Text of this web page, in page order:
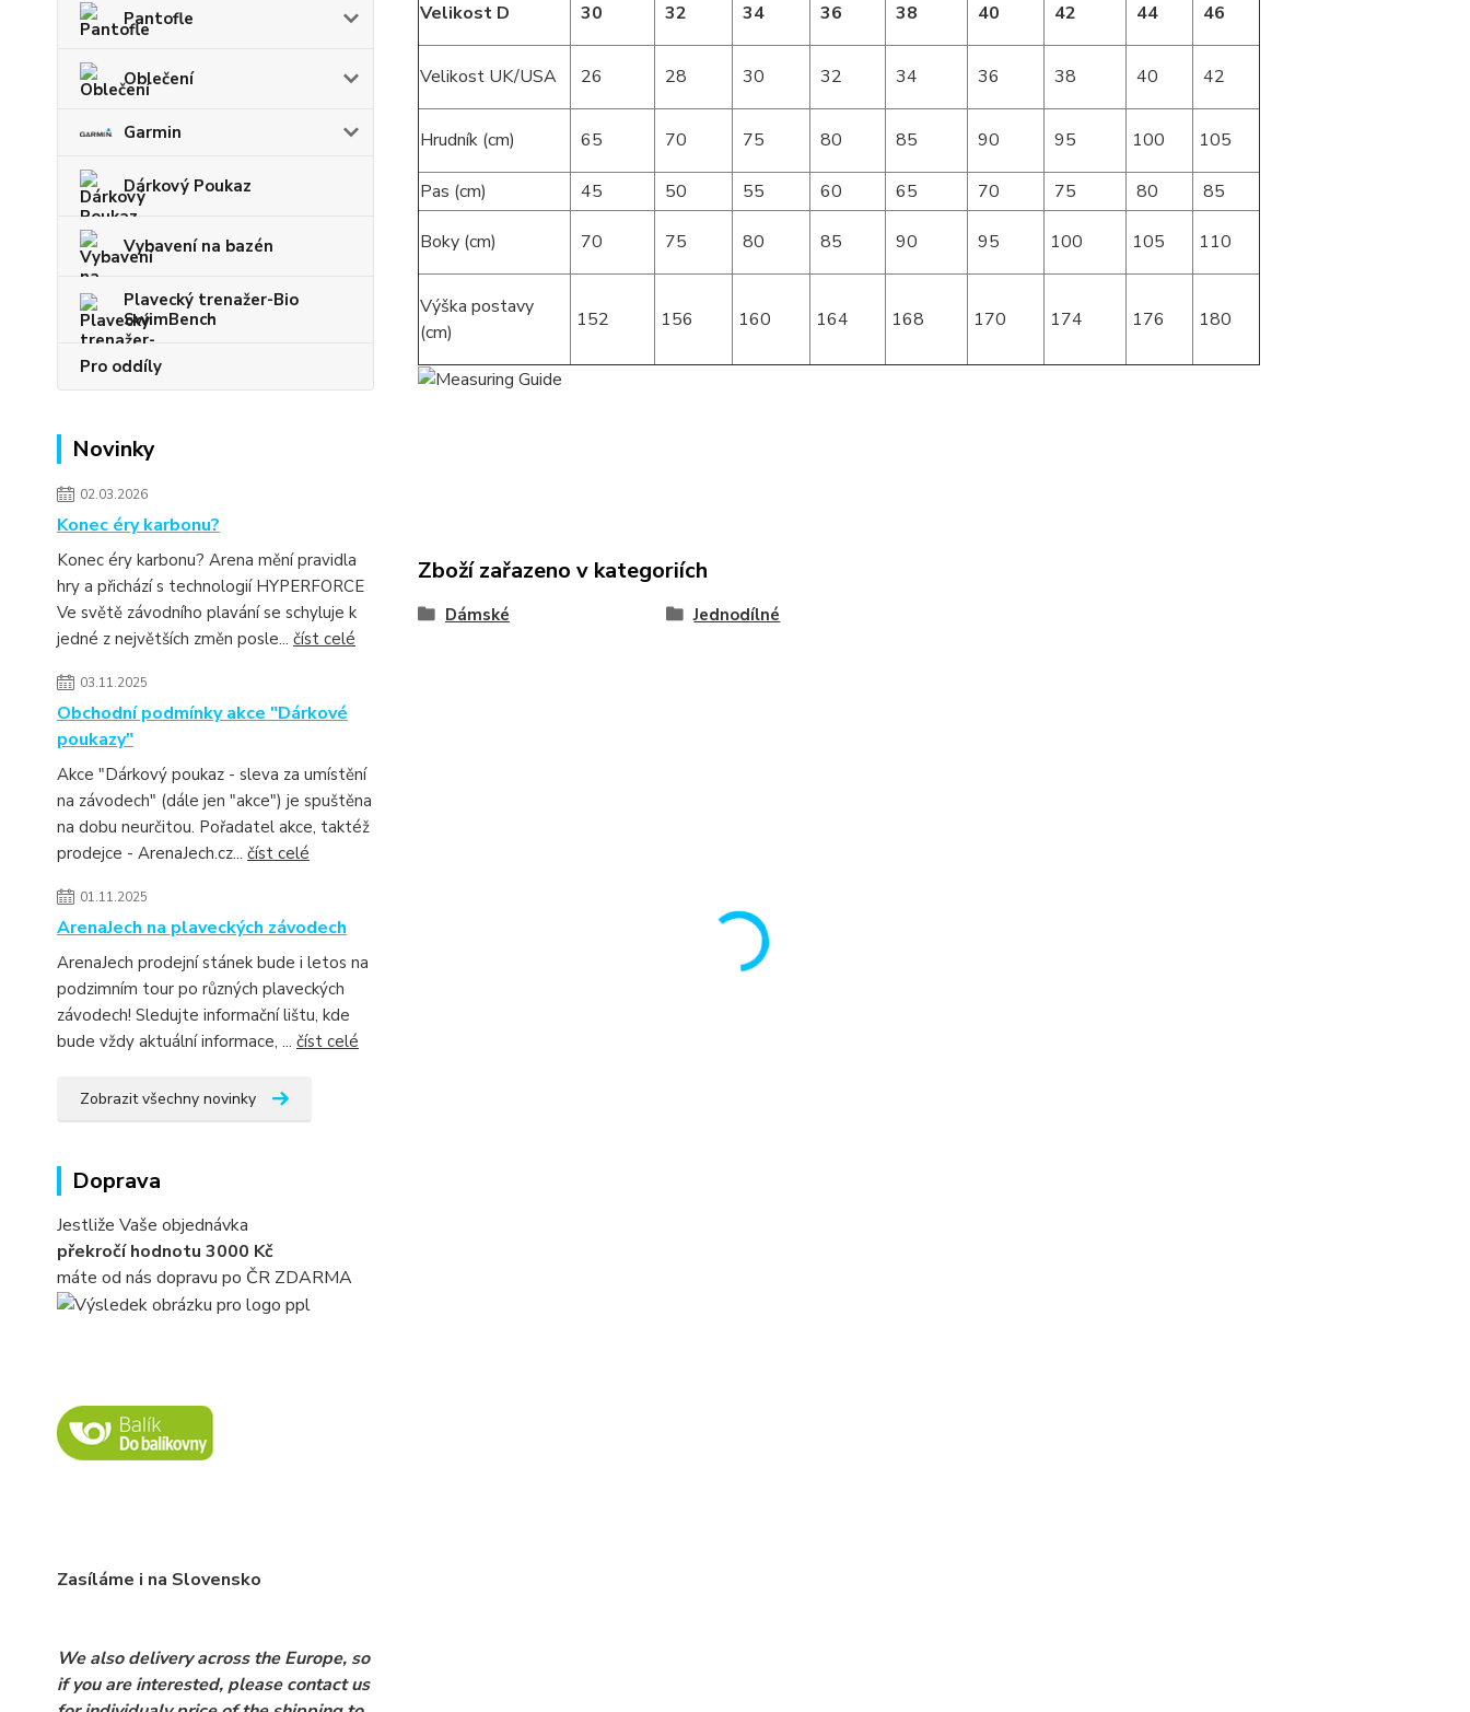
Pantofle
Oblečení
Garmin
Dárkový Poukaz
Vybavení na bazén
Plavecký trenažer-Bio
SwimBench
Pro oddíly
Novinky
02.03.2026
Konec éry karbonu?
Konec éry karbonu? Arena mění pravidla
hry a přichází s technologií HYPERFORCE
Ve světě závodního plavání se schyluje k
jedné z největších změn posle... číst celé
03.11.2025
Obchodní podmínky akce "Dárkové
poukazy"
Akce "Dárkový poukaz - sleva za umístění
na závodech" (dále jen "akce") je spuštěna
na dobu neurčitou. Pořadatel akce, taktéž
prodejce - ArenaJech.cz... číst celé
01.11.2025
ArenaJech na plaveckých závodech
ArenaJech prodejní stánek bude i letos na
podzimním tour po různých plaveckých
závodech! Sledujte informační lištu, kde
bude vždy aktuální informace, ... číst celé
Zobrazit všechny novinky
Doprava
Jestliže Vaše objednávka
překročí hodnotu 3000 Kč
máte od nás dopravu po ČR ZDARMA
Zasíláme i na Slovensko
We also delivery across the Europe, so
if you are interested, please contact us
Velikost D 30 32 34 36 38 40 42 44 46
Velikost UK/USA 26 28 30 32 34 36 38 40 42
Hrudník (cm) 65 70 75 80 85 90 95 100 105
Pas (cm) 45 50 55 60 65 70 75 80 85
Boky (cm) 70 75 80 85 90 95 100 105 110
Výška postavy
(cm)
152 156 160 164 168 170 174 176 180
Zboží zařazeno v kategoriích
Dámské Jednodílné